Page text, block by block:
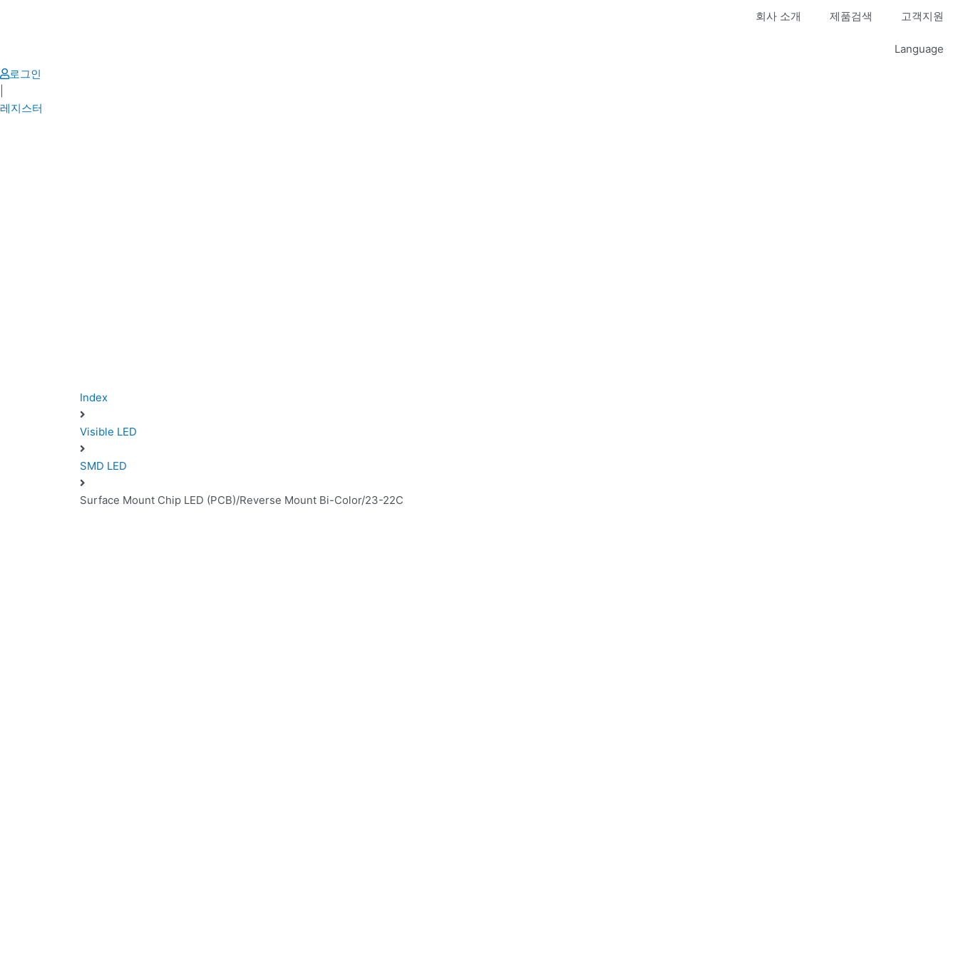
회사 소개 제품검색 고객지원
Language
로그인
레지스터
Index
Visible LED
SMD LED
Surface Mount Chip LED (PCB)/Reverse Mount Bi-Color/23-22C